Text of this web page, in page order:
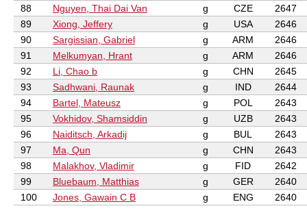
88
Nguyen, Thai Dai Van g CZE
2647
89
Xiong, Jeffery g USA
2646
90
Sargissian, Gabriel g ARM
2646
91
Melkumyan, Hrant g ARM
2646
92
Li, Chao b g CHN
2645
93
Sadhwani, Raunak g IND
2644
94
Bartel, Mateusz g POL
2643
95
Vokhidov, Shamsiddin g UZB
2643
96
Naiditsch, Arkadij g BUL
2643
97
Ma, Qun g CHN
2643
98
Malakhov, Vladimir g FID
2642
99
Bluebaum, Matthias g GER
2640
100
Jones, Gawain C B g ENG 2640